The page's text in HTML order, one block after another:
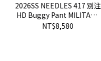
2026SS NEEDLES 417 別注
HD Buggy Pant MILITARY
刺繡 蝴蝶 褲子 長褲 現貨
NT$8,580